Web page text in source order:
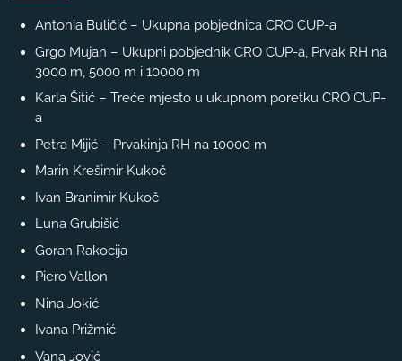
Antonia Buličić – Ukupna pobjednica CRO CUP-a
Grgo Mujan – Ukupni pobjednik CRO CUP-a, Prvak RH na
3000 m, 5000 m i 10000 m
Karla Šitić – Treće mjesto u ukupnom poretku CRO CUP-
a
Petra Mijić – Prvakinja RH na 10000 m
Marin Krešimir Kukoč
Ivan Branimir Kukoč
Luna Grubišić
Goran Rakocija
Piero Vallon
Nina Jokić
Ivana Prižmić
Vana Jović